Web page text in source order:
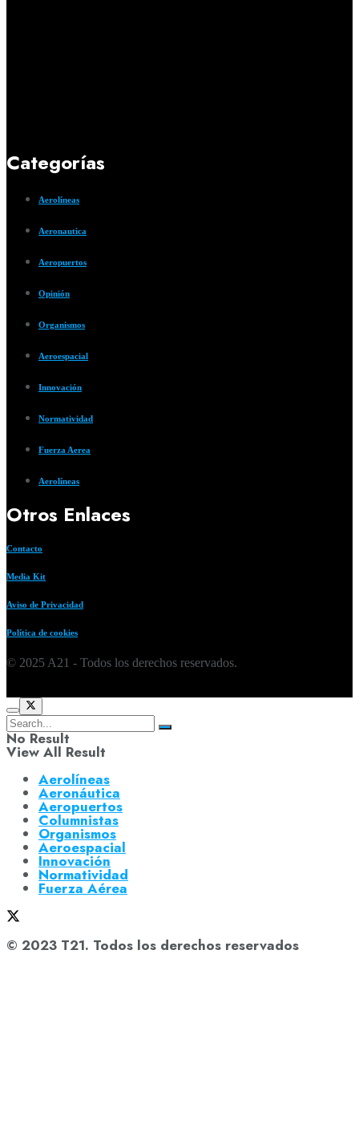
Categorías
Aerolíneas
Aeronautica
Aeropuertos
Opinión
Organismos
Aeroespacial
Innovación
Normatividad
Fuerza Aerea
Aerolíneas
Otros Enlaces
Contacto
Media Kit
Aviso de Privacidad
Política de cookies
© 2025 A21 - Todos los derechos reservados.
No Result
View All Result
Aerolíneas
Aeronáutica
Aeropuertos
Columnistas
Organismos
Aeroespacial
Innovación
Normatividad
Fuerza Aérea
© 2023 T21. Todos los derechos reservados